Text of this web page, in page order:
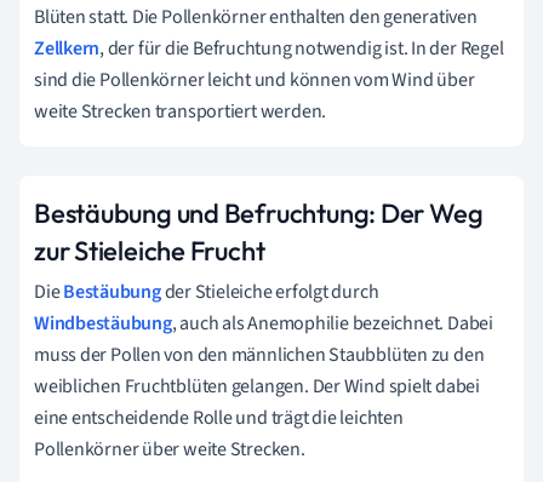
Blüten statt. Die Pollenkörner enthalten den generativen
Zellkern, der für die Befruchtung notwendig ist. In der Regel
sind die Pollenkörner leicht und können vom Wind über
weite Strecken transportiert werden.
Bestäubung und Befruchtung: Der Weg
zur Stieleiche Frucht
DieBestäubungder Stieleiche erfolgt durch
Windbestäubung, auch als Anemophilie bezeichnet. Dabei
muss der Pollen von den männlichen Staubblüten zu den
weiblichen Fruchtblüten gelangen. Der Wind spielt dabei
eine entscheidende Rolle und trägt die leichten
Pollenkörner über weite Strecken.